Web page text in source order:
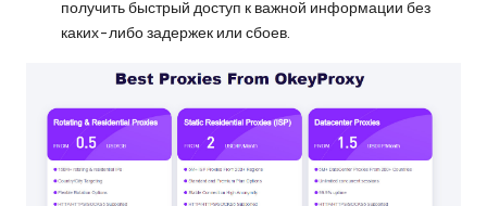
получить быстрый доступ к важной информации без
каких-либо задержек или сбоев.